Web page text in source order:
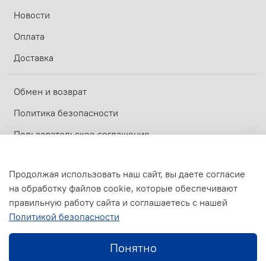
Предзаказ
Новости
Оплата
Доставка
Обмен и возврат
Политика безопасности
Пользовательское соглашение
© 2017-2026 ООО МАСТЕРОВИК —Официальный дилер ZOTA
Продолжая использовать наш сайт, вы даете согласие
на обработку файлов cookie, которые обеспечивают
правильную работу сайта и соглашаетесь с нашей
Политикой безопасности
Понятно